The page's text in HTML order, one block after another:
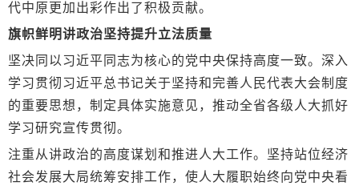
代中原更加出彩作出了积极贡献。
旗帜鲜明讲政治坚持提升立法质量
坚决同以习近平同志为核心的党中央保持高度一致。深入
学习贯彻习近平总书记关于坚持和完善人民代表大会制度
的重要思想，制定具体实施意见，推动全省各级人大抓好
学习研究宣传贯彻。
注重从讲政治的高度谋划和推进人大工作。坚持站位经济
社会发展大局统筹安排工作，使人大履职始终向党中央看